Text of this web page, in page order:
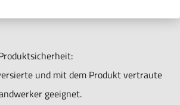
und mit dem Produkt vertraute
geeignet.